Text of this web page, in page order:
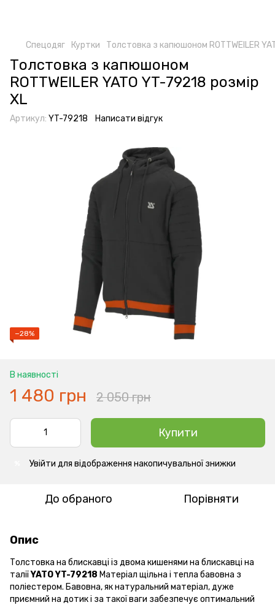
Спецодяг Куртки Толстовка з капюшоном ROTTWEILER
Толстовка з капюшоном
ROTTWEILER YATO YT-79218 розмір
XL
Артикул: YT-79218 Написати відгук
−28%
В наявності
1 480 грн 2 050 грн
Купити
Увійти для відображення накопичувальної знижки
До обраного Порівняти
Опис
Толстовка на блискавці із двома кишенями на блискавці на
таліїYATO YT-79218 Матеріал щільна і тепла бавовна з
поліестером. Бавовна, як натуральний матеріал, дуже
приємний на дотик і за такої ваги забезпечує оптимальний